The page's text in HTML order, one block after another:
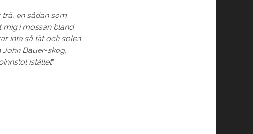
en sådan som
mig i mossan bland
inte så tät och solen
John Bauer-skog,
istället”